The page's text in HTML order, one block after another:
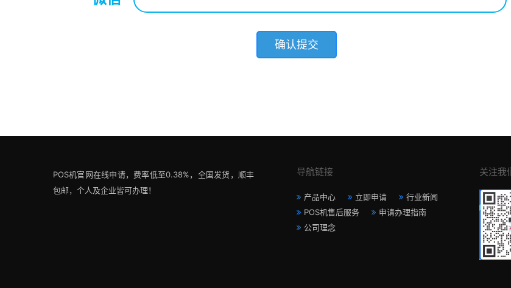
POS机官网在线申请，费率低至0.38%，全国发货，顺丰
包邮，个人及企业皆可办理！
导航链接
产品中心 立即申请
行业新闻
POS机售后服务
申请办理指南
公司理念
关注我